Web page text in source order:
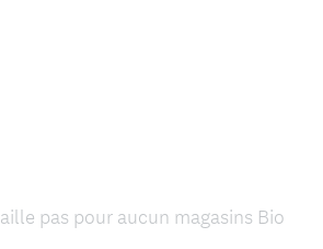
pas pour aucun magasins Bio